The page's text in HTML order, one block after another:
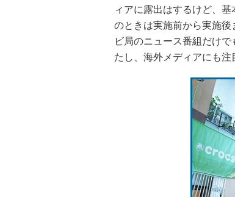
ィアに露出はするけど、
のときは実施前から実施
ビ局のニュース番組だけ
たし、海外メディアにも注